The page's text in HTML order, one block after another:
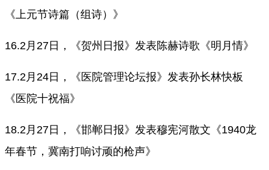
《上元节诗篇（组诗）》
16.2月27日，《贺州日报》发表陈赫诗歌《明月情》
17.2月24日，《医院管理论坛报》发表孙长林快板
《医院十祝福》
18.2月27日，《邯郸日报》发表穆宪河散文《1940龙
年春节，冀南打响讨顽的枪声》